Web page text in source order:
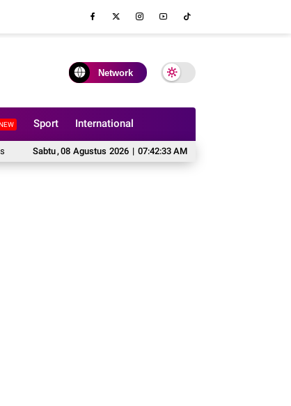
Network
Sport International
Sabtu,08 Agustus 2026 | 07:42:34 AM
Dilipat? Hal yang Harus Dipertimbangkan Sebelum Memesan